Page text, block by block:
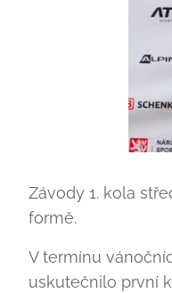
Závody 1. kola
formě.
V termínu
uskutečnilo první